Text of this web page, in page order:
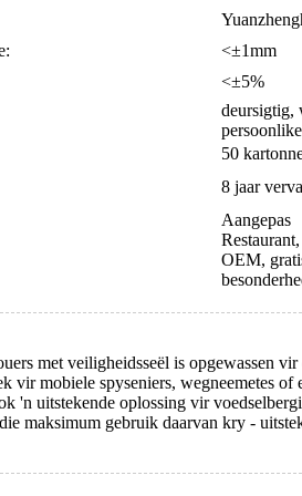
<±1mm
<±5%
deursigtig,
50
8 jaar
Aangepas
OEM,
met veiligheidsseël is opgewassen
mobiele spyseniers, wegneemetes of
'n uitstekende oplossing vir
maksimum gebruik daarvan kry -